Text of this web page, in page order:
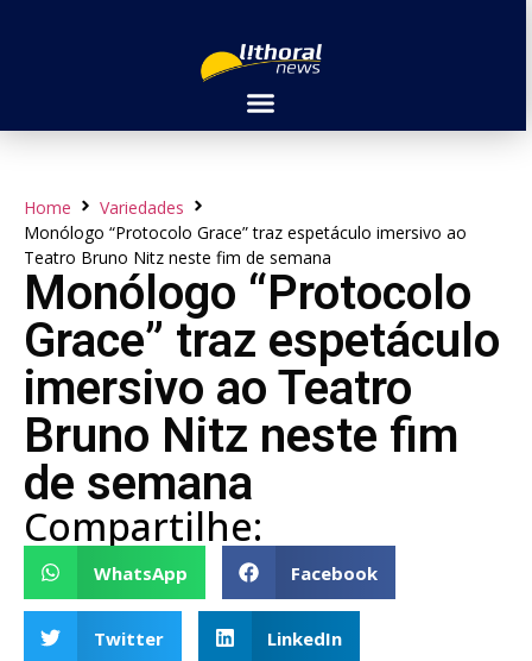
Home
Variedades
Monólogo “Protocolo Grace” traz espetáculo imersivo ao
Teatro Bruno Nitz neste fim de semana
Monólogo “Protocolo
Grace” traz espetáculo
imersivo ao Teatro
Bruno Nitz neste fim
de semana
Compartilhe:
WhatsApp Facebook
Twitter LinkedIn